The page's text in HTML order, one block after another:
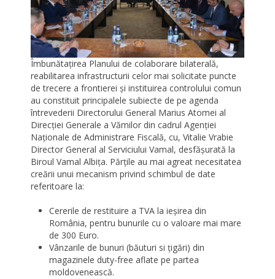
Îmbunătaţirea Planului de colaborare bilaterală,
reabilitarea infrastructurii celor mai solicitate puncte
de trecere a frontierei și instituirea controlului comun
au constituit principalele subiecte de pe agenda
întrevederii Directorului General Marius Atomei al
Direcției Generale a Vămilor din cadrul Agenției
Naționale de Administrare Fiscală, cu, Vitalie Vrabie
Director General al Serviciului Vamal, desfășurată la
Biroul Vamal Albița. Părţile au mai agreat necesitatea
creării unui mecanism privind schimbul de date
referitoare la:
Cererile de restituire a TVA la ieşirea din
România, pentru bunurile cu o valoare mai mare
de 300 Euro.
Vânzarile de bunuri (băuturi si ţigări) din
magazinele duty-free aflate pe partea
moldovenească.